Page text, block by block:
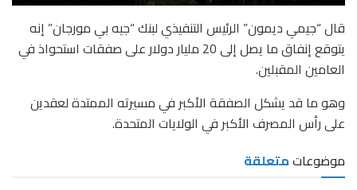
قال “جيمي ديمون” الرئيس التنفيذي لبنك “جيه بي مورجان” إنه
يتوقع إنفاق ما يصل إلى 20 مليار دولار على صفقات استحواذ في
العامين المقبلين.
وهو ما قد يشكل الصفقة الأكبر في مسيرته الممتدة لعقدين
على رأس المصرف الأكبر في الولايات المتحدة.
موضوعاتمتعلقة